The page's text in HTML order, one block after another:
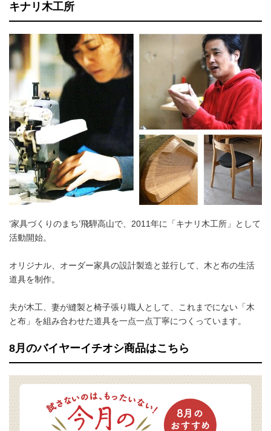
キナリ木工所
‘家具づくりのまち’飛騨高山で、2011年に「キナリ木工所」として
活動開始。
オリジナル、オーダー家具の設計製造と並行して、木と布の生活
道具を制作。
夫が木工、妻が縫製と椅子張り職人として、これまでにない「木
と布」を組み合わせた道具を一点一点丁寧につくっています。
8月のバイヤーイチオシ商品はこちら